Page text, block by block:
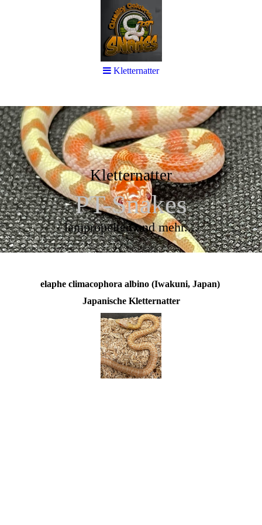
Kletternatter
PT-Snakes
lampropelten und mehr....
elaphe climacophora albino (Iwakuni, Japan)
Japanische Kletternatter
Kletternatter